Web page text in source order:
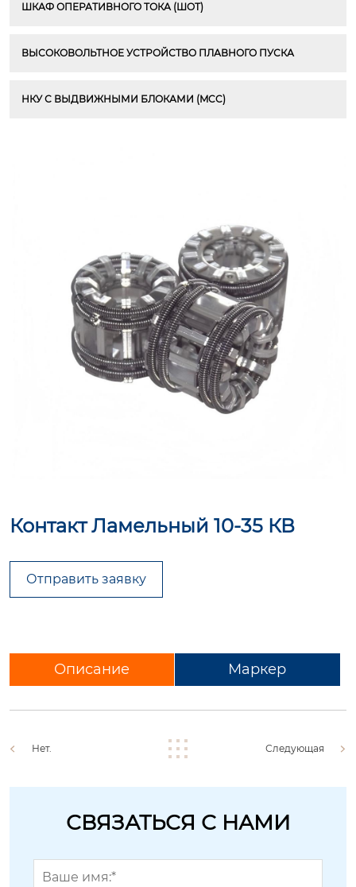
ШКАФ ОПЕРАТИВНОГО ТОКА (ШОТ)
ВЫСОКОВОЛЬТНОЕ УСТРОЙСТВО ПЛАВНОГО ПУСКА
НКУ С ВЫДВИЖНЫМИ БЛОКАМИ (MCC)
Контакт Ламельный 10-35 КВ
Отправить заявку
Описание Маркер
Нет. Следующая
СВЯЗАТЬСЯ С НАМИ